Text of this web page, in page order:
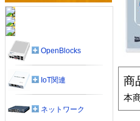
商
本
OpenBlocks
IoT関連
ネットワーク